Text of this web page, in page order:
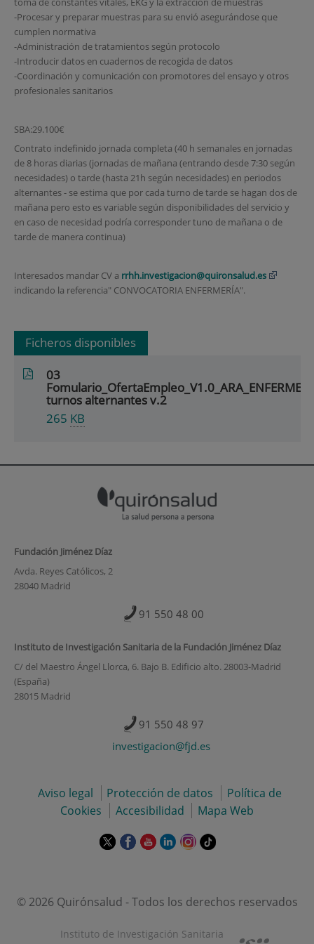
-Procesar y preparar muestras para su envió asegurándose que
cumplen normativa
-Administración de tratamientos según protocolo
-Introducir datos en cuadernos de recogida de datos
-Coordinación y comunicación con promotores del ensayo y otros
profesionales sanitarios
SBA:29.100€
Contrato indefinido jornada completa (40 h semanales en jornadas
de 8 horas diarias (jornadas de mañana (entrando desde 7:30 según
necesidades) o tarde (hasta 21h según necesidades) en periodos
alternantes - se estima que por cada turno de tarde se hagan dos de
mañana pero esto es variable según disponibilidades del servicio y
en caso de necesidad podría corresponder tuno de mañana o de
tarde de manera continua)
Interesados mandar CV a rrhh.investigacion@quironsalud.es
indicando la referencia" CONVOCATORIA ENFERMERÍA".
Ficheros disponibles
03
turnos alternantes v.2
265 KB
Fundación Jiménez Díaz
Avda. Reyes Católicos, 2
28040 Madrid
91 550 48 00
Instituto de Investigación Sanitaria de la Fundación Jiménez Díaz
C/ del Maestro Ángel Llorca, 6. Bajo B. Edificio alto. 28003-Madrid
(España)
28015 Madrid
91 550 48 97
investigacion@fjd.es
Aviso legal Protección de datos
Política de
Cookies
Accesibilidad Mapa Web
Este
en
ventana
Este
en
ventana
Este
en
ventana
Este
en
ventana
Este
en
ventana
Enlace
externa.
© 2026 Quirónsalud - Todos los derechos reservados
Instituto de Investigación Sanitaria